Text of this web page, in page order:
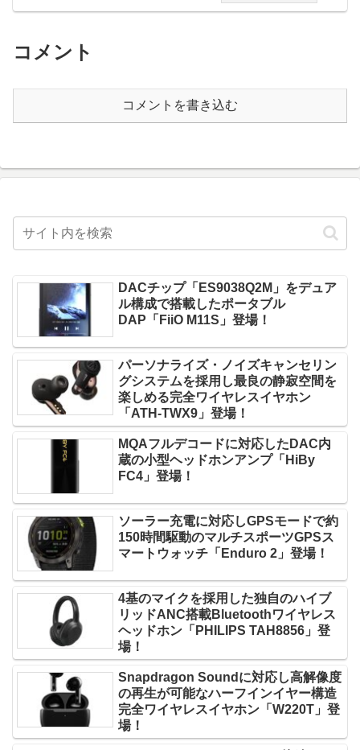
コメント
コメントを書き込む
DACチップ「ES9038Q2M」をデュア
ル構成で搭載したポータブル
DAP「FiiO M11S」登場！
パーソナライズ・ノイズキャンセリン
グシステムを採用し最良の静寂空間を
楽しめる完全ワイヤレスイヤホン
「ATH-TWX9」登場！
MQAフルデコードに対応したDAC内
蔵の小型ヘッドホンアンプ「HiBy
FC4」登場！
ソーラー充電に対応しGPSモードで約
150時間駆動のマルチスポーツGPSス
マートウォッチ「Enduro 2」登場！
4基のマイクを採用した独自のハイブ
リッドANC搭載Bluetoothワイヤレス
ヘッドホン「PHILIPS TAH8856」登
場！
Snapdragon Soundに対応し高解像度
の再生が可能なハーフインイヤー構造
完全ワイヤレスイヤホン「W220T」登
場！